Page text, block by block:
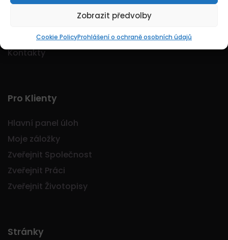
Zobrazit předvolby
Cookie PolicyProhlášení o ochraně osobních údajů
Kontakty
Pro Klienty
Hlavní panel úloh
Moje záložky
Zveřejnit Společnost
Zveřejnit Práci
Zveřejnit Životopisy
Stránky